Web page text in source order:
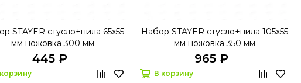
STAYER стусло+пила 65х55
мм ножовка 300 мм
445 ₽
Набор STAYER стусло+пила 105х55
мм ножовка 350 мм
965 ₽
В корзину